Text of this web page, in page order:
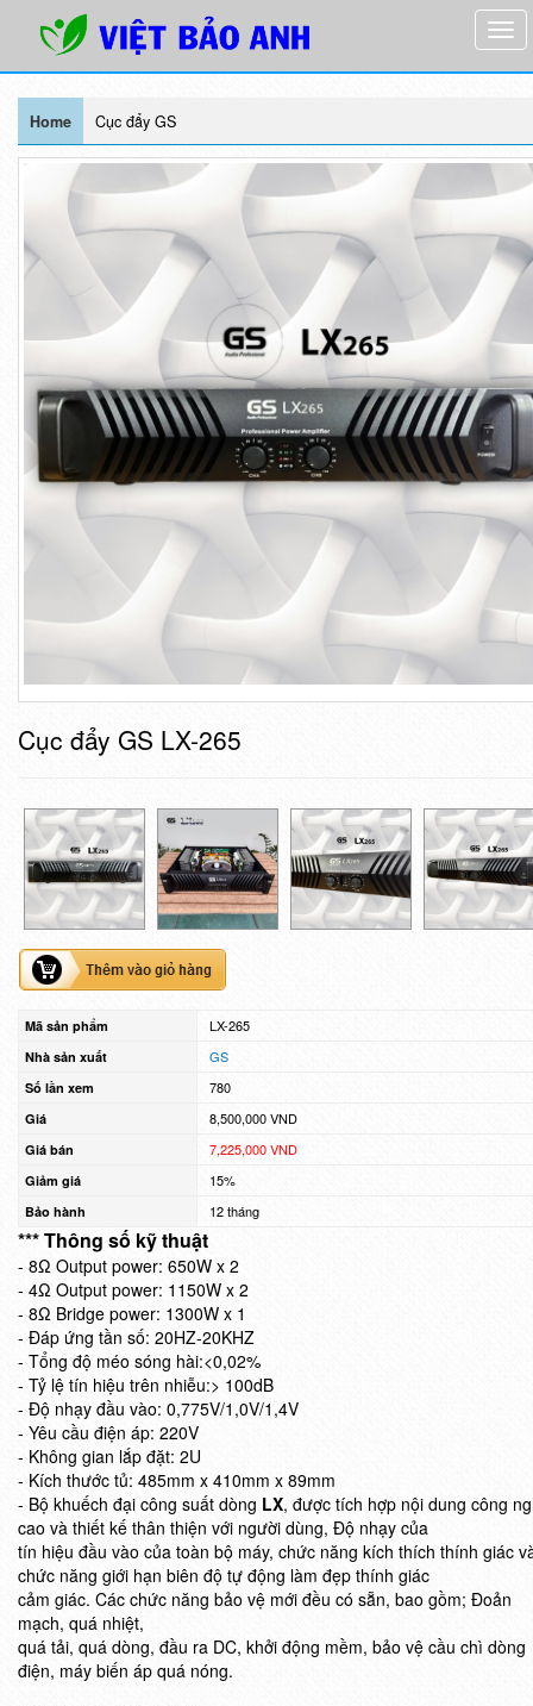
Home Cục đẩy GS
Cục đẩy GS LX-265
Mã sản phẩm LX-265
Nhà sản xuất GS
Số lần xem 780
Giá 8,500,000 VND
Giá bán 7,225,000 VND
Giảm giá 15%
Bảo hành 12 tháng
*** Thông số kỹ thuật
- 8Ω Output power: 650W x 2
- 4Ω Output power: 1150W x 2
- 8Ω Bridge power: 1300W x 1
- Đáp ứng tần số: 20HZ-20KHZ
- Tổng độ méo sóng hài:<0,02%
- Tỷ lệ tín hiệu trên nhiễu:> 100dB
- Độ nhạy đầu vào: 0,775V/1,0V/1,4V
- Yêu cầu điện áp: 220V
- Không gian lắp đặt: 2U
- Kích thước tủ: 485mm x 410mm x 89mm
- Bộ khuếch đại công suất dòng LX, được tích hợp nội dung công
cao và thiết kế thân thiện với người dùng, Độ nhạy của
tín hiệu đầu vào của toàn bộ máy, chức năng kích thích thính giác
chức năng giới hạn biên độ tự động làm đẹp thính giác
cảm giác. Các chức năng bảo vệ mới đều có sẵn, bao gồm; Đoản
mạch, quá nhiệt,
quá tải, quá dòng, đầu ra DC, khởi động mềm, bảo vệ cầu chì dòng
điện, máy biến áp quá nóng.